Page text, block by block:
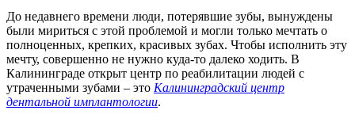
До недавнего времени люди, потерявшие зубы, вынуждены
были мириться с этой проблемой и могли только мечтать о
полноценных, крепких, красивых зубах. Чтобы исполнить эту
мечту, совершенно не нужно куда-то далеко ходить. В
Калининграде открыт центр по реабилитации людей с
утраченными зубами – это Калининградский центр
дентальной имплантологии.